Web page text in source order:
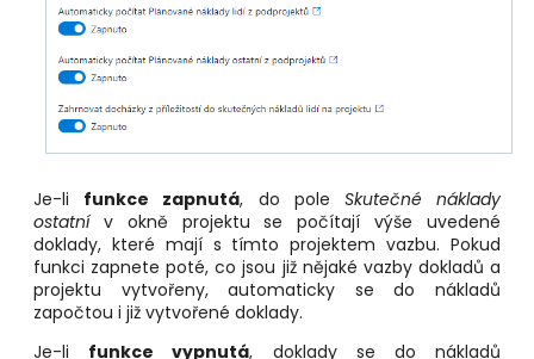
Je-li funkce zapnutá, do pole Skutečné náklady
ostatnív okně projektu se počítají výše uvedené
doklady, které mají s tímto projektem vazbu. Pokud
funkci zapnete poté, co jsou již nějaké vazby dokladů a
projektu vytvořeny, automaticky se do nákladů
započtou i již vytvořené doklady.
Je-li funkce vypnutá, doklady se do nákladů